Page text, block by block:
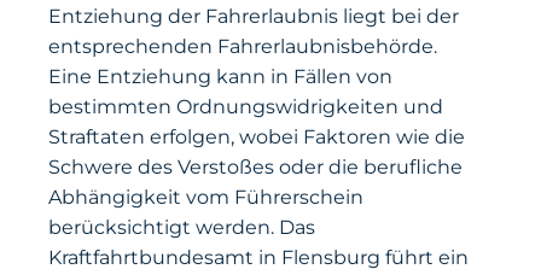
Entziehung der Fahrerlaubnis liegt bei der
entsprechenden Fahrerlaubnisbehörde.
Eine Entziehung kann in Fällen von
bestimmten Ordnungswidrigkeiten und
Straftaten erfolgen, wobei Faktoren wie die
Schwere des Verstoßes oder die berufliche
Abhängigkeit vom Führerschein
berücksichtigt werden. Das
Kraftfahrtbundesamt in Flensburg führt ein